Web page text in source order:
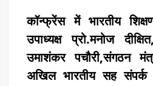
कॉन्फ्रेंस में भारतीय
उपाध्यक्ष प्रो.मनोज
उमाशंकर पचौरी,संगठन
अखिल भारतीय सह संपर्क